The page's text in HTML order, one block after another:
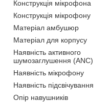
Конструкція мікрофона
Конструкція мікрофону
Матеріал амбушюр
Матеріал для корпусу
Наявність активного
шумозаглушення (ANC)
Наявність мікрофону
Наявність підсвічування
Опір навушників